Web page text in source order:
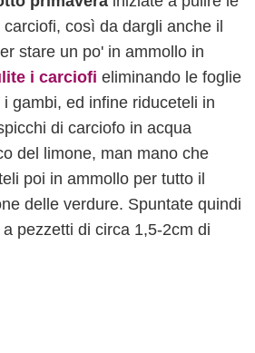
così da dargli anche il
stare un po' in ammollo in
i carciofi eliminando le foglie
gambi, ed infine riduceteli in
di carciofo in acqua
del limone, man mano che
poi in ammollo per tutto il
delle verdure. Spuntate quindi
pezzetti di circa 1,5-2cm di